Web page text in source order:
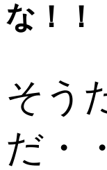
な！！
そう
だ・・